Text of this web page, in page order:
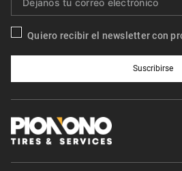
Quiero recibir el newsletter con
Suscribirse